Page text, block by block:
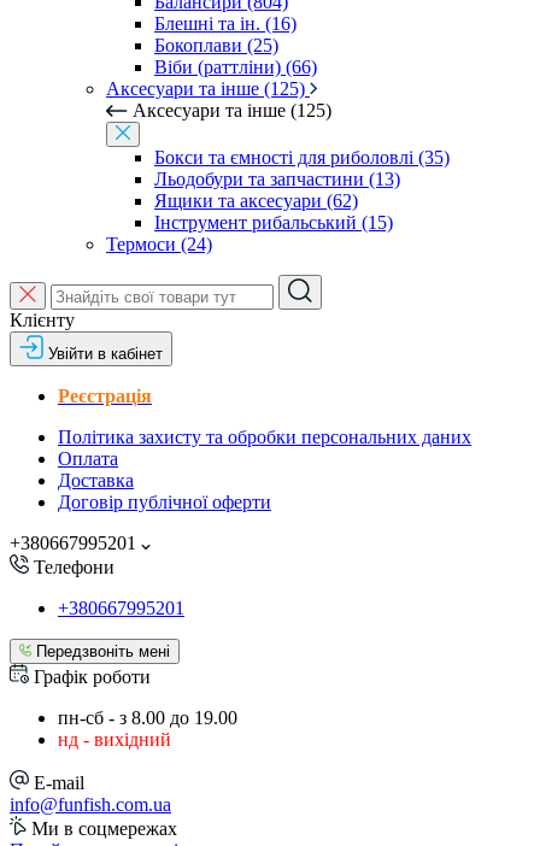
Блешні та ін. (16)
Бокоплави (25)
Віби (раттліни) (66)
Аксесуари та інше (125)
Аксесуари та інше (125)
Бокси та ємності для риболовлі (35)
Льодобури та запчастини (13)
Ящики та аксесуари (62)
Інструмент рибальський (15)
Термоси (24)
Клієнту
Увійти в кабінет
Реєстрація
Політика захисту та обробки персональних даних
Оплата
Доставка
Договір публічної оферти
+380667995201
Телефони
+380667995201
Передзвоніть мені
Графік роботи
пн-сб - з 8.00 до 19.00
нд - вихідний
E-mail
info@funfish.com.ua
Ми в соцмережах